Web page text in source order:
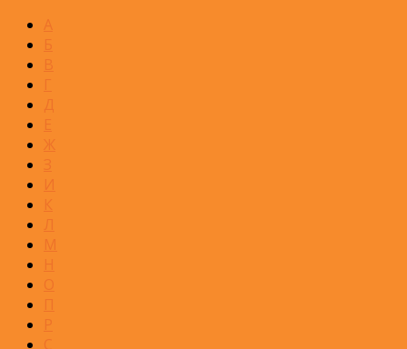
А
Б
В
Г
Д
Е
Ж
З
И
К
Л
М
Н
О
П
Р
С